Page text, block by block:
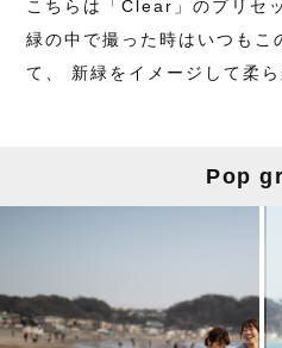
こちらは「Clear」のプリセ
緑の中で撮った時はいつもこ
て、 新緑をイメージして柔
Pop